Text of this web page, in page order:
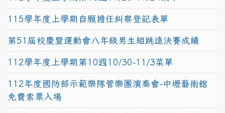
115學年度上學期自願擔任糾察登記表單
第51屆校慶暨運動會八年級男生組跳遠決賽成績
112學年度上學期第10週10/30-11/3菜單
112年度國防部示範樂隊管樂團演奏會-中壢藝術館
免費索票入場